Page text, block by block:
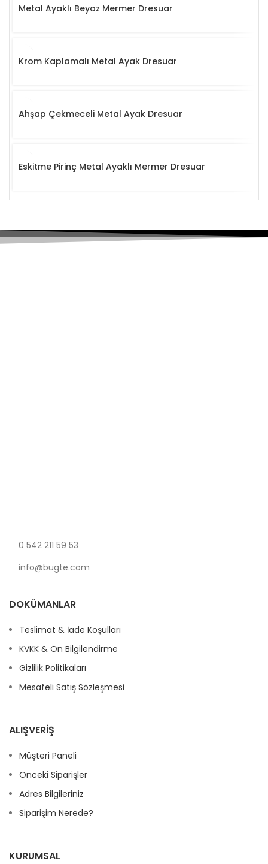
Metal Ayaklı Beyaz Mermer Dresuar
Krom Kaplamalı Metal Ayak Dresuar
Ahşap Çekmeceli Metal Ayak Dresuar
Eskitme Pirinç Metal Ayaklı Mermer Dresuar
0 542 211 59 53
info@bugte.com
DOKÜMANLAR
Teslimat & İade Koşulları
KVKK & Ön Bilgilendirme
Gizlilik Politikaları
Mesafeli Satış Sözleşmesi
ALIŞVERIŞ
Müşteri Paneli
Önceki Siparişler
Adres Bilgileriniz
Siparişim Nerede?
KURUMSAL